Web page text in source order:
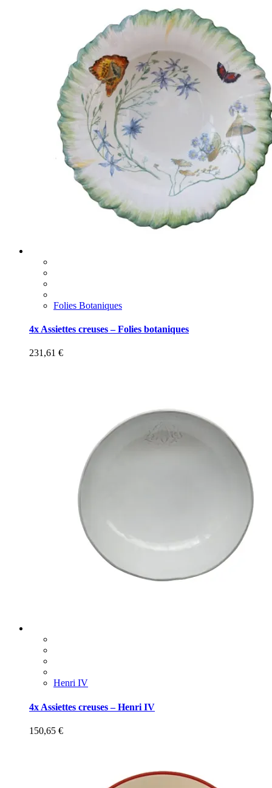
Folies Botaniques
4x Assiettes creuses – Folies botaniques
231,61 €
Henri IV
4x Assiettes creuses – Henri IV
150,65 €